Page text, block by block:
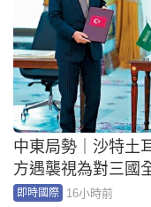
中東局勢｜沙特土
方遇襲視為對三國
即時國際 16小時前